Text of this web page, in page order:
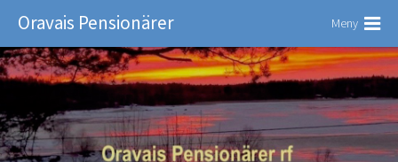
Oravais Pensionärer Meny